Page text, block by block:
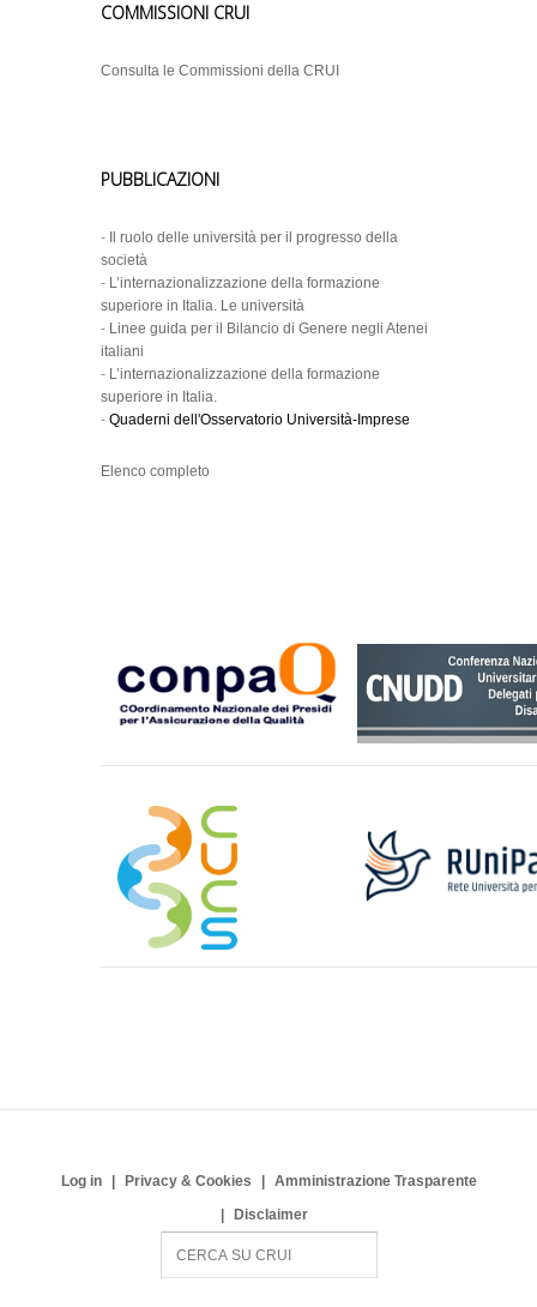
COMMISSIONI CRUI
Consulta le Commissioni della CRUI
PUBBLICAZIONI
-
Il ruolo delle università per il progresso della
società
- L’internazionalizzazione della formazione
superiore in Italia. Le università
- Linee guida per il Bilancio di Genere negli Atenei
italiani
- L’internazionalizzazione della formazione
superiore in Italia.
- Quaderni dell'Osservatorio Università-Imprese
Elenco completo
Log in Privacy & Cookies
Amministrazione Trasparente
Disclaimer